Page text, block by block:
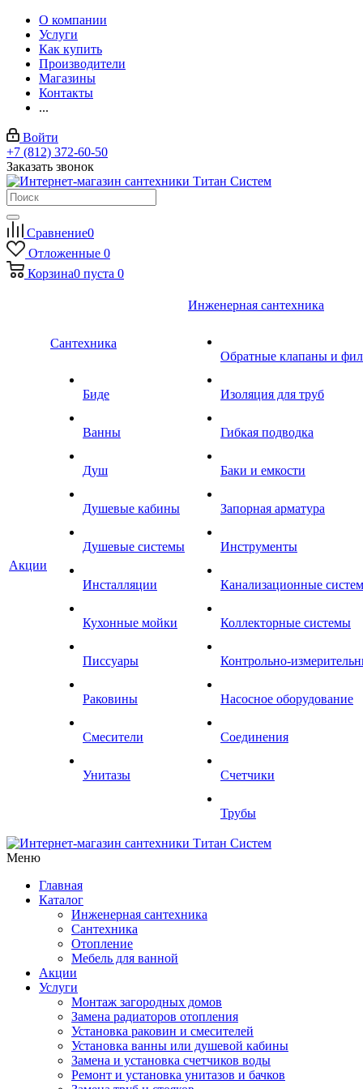
О компании
Услуги
Как купить
Производители
Магазины
Контакты
...
Войти
+7 (812) 372-60-50
Заказать звонок
Сравнение0
Отложенные 0
Корзина0 пуста 0
Акции
Сантехника
Биде
Ванны
Душ
Душевые кабины
Душевые системы
Инсталляции
Кухонные мойки
Писсуары
Раковины
Смесители
Унитазы
Инженерная сантехника
Обратные клапаны и
Изоляция для труб
Гибкая подводка
Баки и емкости
Запорная арматура
Инструменты
Канализационные
Коллекторные системы
Контрольно-
Насосное оборудование
Соединения
Счетчики
Трубы
Меню
Главная
Каталог
Инженерная сантехника
Сантехника
Отопление
Мебель для ванной
Акции
Услуги
Монтаж загородных домов
Замена радиаторов отопления
Установка раковин и смесителей
Установка ванны или душевой кабины
Замена и установка счетчиков воды
Ремонт и установка унитазов и бачков